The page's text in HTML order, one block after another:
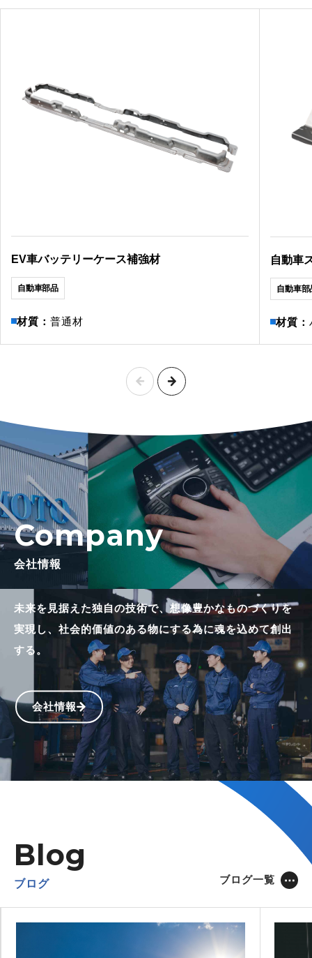
EV車バッテリーケース補強材
自動車部品
材質：普通材
自動車
自動車部
材質：
Company
会社情報
未来を見据えた独自の技術で、 想像豊かなものづくりを
実現し、 社会的価値のある物にする為に魂を込めて創出
する。
会社情報
Blog
ブログ ブログ一覧